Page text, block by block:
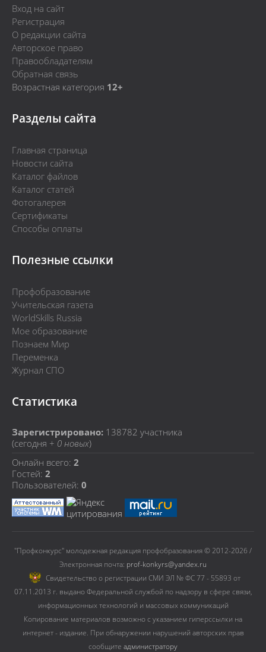
Вход на сайт
Регистрация
О редакции сайта
Авторское право
Правообладателям
Обратная связь
Возрастная категория 12+
Разделы сайта
Главная страница
Новости сайта
Каталог файлов
Каталог статей
Фотогалерея
Сертификаты
Способы оплаты
Полезные ссылки
Профобразование
Учительская газета
WorldSkills Russia
Мое образование
Познаем Мир
Переменка
Журнал СПО
Статистика
Зарегистрировано: 138782 участника
(сегодня + 0 новых)
Онлайн всего: 2
Гостей: 2
Пользователей: 0
"Профконкурс" молодежная редакция профобразования © 2012-2026 /
Электронная почта: prof-konkyrs@yandex.ru
Cвидетельство о регистрации СМИ ЭЛ № ФС 77 - 55893 от
07.11.2013 г. выдано Федеральной службой по надзору в сфере связи,
информационных технологий и массовых коммуникаций
Копирование материалов возможно с указанием гиперссылки на
интернет - издание. При обнаружении нарушений авторских прав
сообщите администратору